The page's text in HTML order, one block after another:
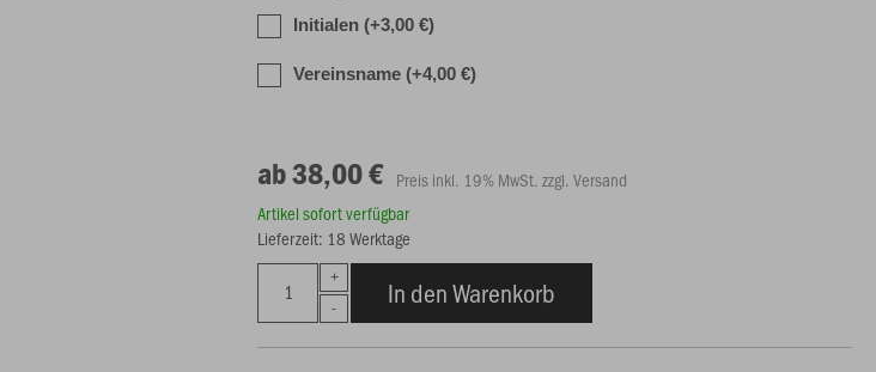
Initialen (+3,00 €)
Vereinsname (+4,00 €)
ab 38,00 € Preis inkl. 19% MwSt. zzgl. Versand
Artikel sofort verfügbar
Lieferzeit: 18 Werktage
In den Warenkorb